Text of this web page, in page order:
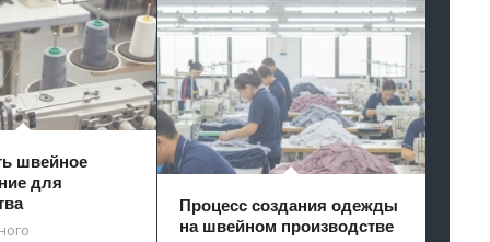
швейное
для
Процесс создания одежды
на швейном производстве